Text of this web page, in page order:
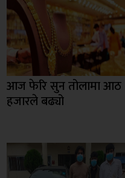
आज फेरि सुन तोलामा आठ
हजारले बढ्यो